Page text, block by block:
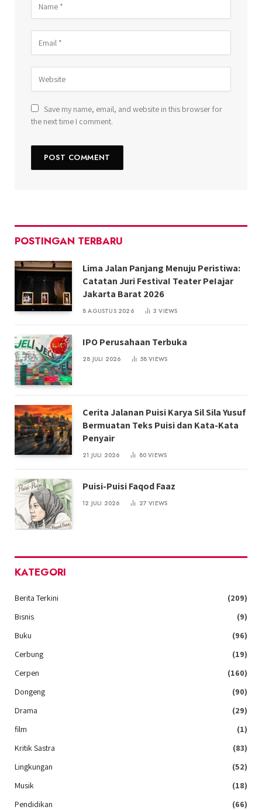
Save my name, email, and website in this browser for
the next time I comment.
POSTINGAN TERBARU
Lima Jalan Panjang Menuju Peristiwa:
Catatan Juri FestivaI Teater PeIajar
Jakarta Barat 2026
8 AGUSTUS 2026 3VIEWS
IPO Perusahaan Terbuka
28 JULI 2026 58VIEWS
Cerita Jalanan Puisi Karya Sil Sila Yusuf
Bermuatan Teks Puisi dan Kata-Kata
Penyair
21 JULI 2026 80VIEWS
Puisi-Puisi Faqod Faaz
12 JULI 2026 27VIEWS
KATEGORI
Berita Terkini
(209)
Bisnis
(9)
Buku
(96)
Cerbung
(19)
Cerpen
(160)
Dongeng
(90)
Drama
(29)
film
(1)
Kritik Sastra
(83)
Lingkungan
(52)
Musik
(18)
Pendidikan
(66)